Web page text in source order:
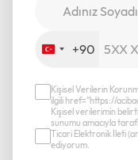
Turkey
+90
Kişisel Verilerin
ilgili href="https://
Kişisel verilerimin
sunumu amacıyla
Ticari Elektronik İleti
ediyorum.